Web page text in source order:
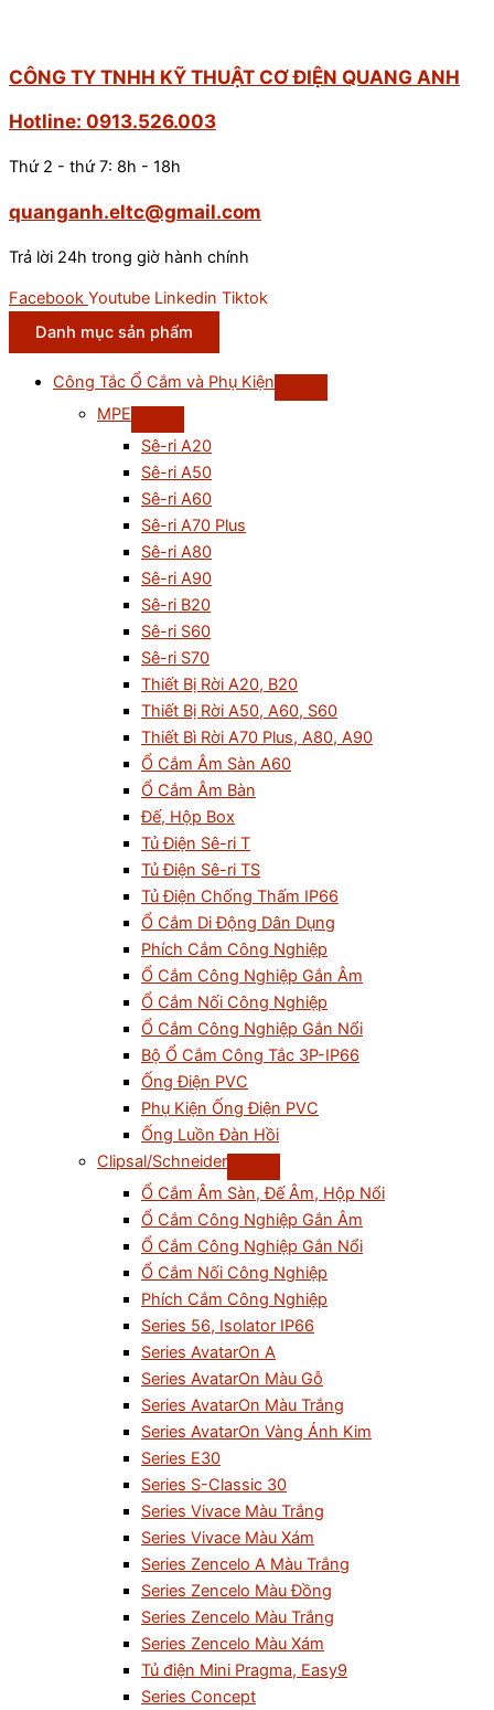
CÔNG TY TNHH KỸ THUẬT CƠ ĐIỆN QUANG ANH
Hotline: 0913.526.003
Thứ 2 - thứ 7: 8h - 18h
quanganh.eltc@gmail.com
Trả lời 24h trong giờ hành chính
Facebook Youtube Linkedin Tiktok
Danh mục sản phẩm
Công Tắc Ổ Cắm và Phụ Kiện
MPE
Sê-ri A20
Sê-ri A50
Sê-ri A60
Sê-ri A70 Plus
Sê-ri A80
Sê-ri A90
Sê-ri B20
Sê-ri S60
Sê-ri S70
Thiết Bị Rời A20, B20
Thiết Bị Rời A50, A60, S60
Thiết Bì Rời A70 Plus, A80, A90
Ổ Cắm Âm Sàn A60
Ổ Cắm Âm Bàn
Đế, Hộp Box
Tủ Điện Sê-ri T
Tủ Điện Sê-ri TS
Tủ Điện Chống Thấm IP66
Ổ Cắm Di Động Dân Dụng
Phích Cắm Công Nghiệp
Ổ Cắm Công Nghiệp Gắn Âm
Ổ Cắm Nối Công Nghiệp
Ổ Cắm Công Nghiệp Gắn Nổi
Bộ Ổ Cắm Công Tắc 3P-IP66
Ống Điện PVC
Phụ Kiện Ống Điện PVC
Ống Luồn Đàn Hồi
Clipsal/Schneider
Ổ Cắm Âm Sàn, Đế Âm, Hộp Nổi
Ổ Cắm Công Nghiệp Gắn Âm
Ổ Cắm Công Nghiệp Gắn Nổi
Ổ Cắm Nối Công Nghiệp
Phích Cắm Công Nghiệp
Series 56, Isolator IP66
Series AvatarOn A
Series AvatarOn Màu Gỗ
Series AvatarOn Màu Trắng
Series AvatarOn Vàng Ánh Kim
Series E30
Series S-Classic 30
Series Vivace Màu Trắng
Series Vivace Màu Xám
Series Zencelo A Màu Trắng
Series Zencelo Màu Đồng
Series Zencelo Màu Trắng
Series Zencelo Màu Xám
Tủ điện Mini Pragma, Easy9
Series Concept